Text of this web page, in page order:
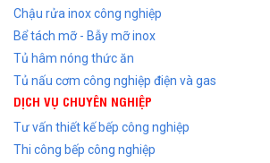
Chậu rửa inox công nghiệp
Bể tách mỡ - Bẫy mỡ inox
Tủ hâm nóng thức ăn
Tủ nấu cơm công nghiệp điện và gas
DỊCH VỤ CHUYÊN NGHIỆP
Tư vấn thiết kế bếp công nghiệp
Thi công bếp công nghiệp